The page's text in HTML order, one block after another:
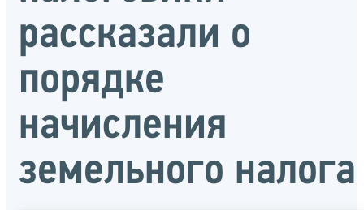
рассказали о
порядке
начисления
земельного налога